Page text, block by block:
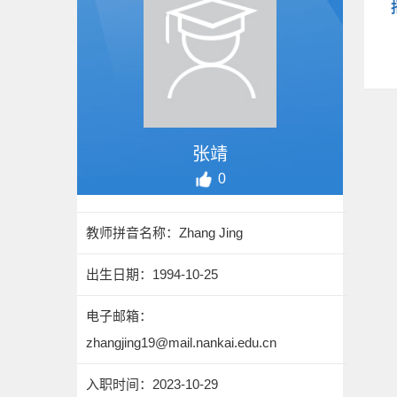
张靖
0
教师拼音名称：Zhang Jing
出生日期：1994-10-25
电子邮箱：
zhangjing19@mail.nankai.edu.cn
入职时间：2023-10-29